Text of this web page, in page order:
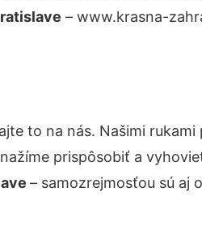
– www.krasna-
to na nás. Našimi
prispôsobiť a
– samozrejmosťou sú aj